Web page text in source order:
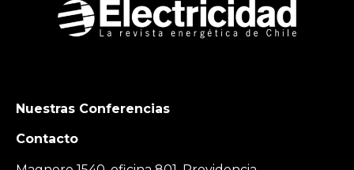
Nuestras Conferencias
Contacto